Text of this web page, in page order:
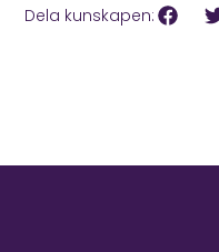
Dela kunskapen: